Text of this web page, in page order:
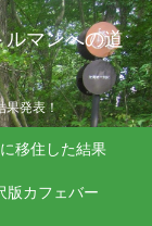
マンへの道
果発表！
移住した結果
版カフェバー